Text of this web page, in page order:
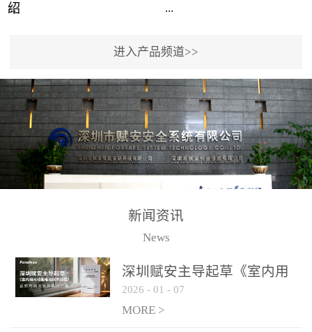
绍
...
事故频发，传统的火灾探
测方法已无法满足要求。
尤其是目前众多的大型影
剧院、会议展览中心、体
育馆、大型仓库和隧道空
间等，其建筑结构特殊、
火灾隐患多。一旦发生火
传统的火灾关测器无法被
及时缺发，不能及早发现
和有效扑救火火，这不仅
...
用了具有仲裁机制和冗余
校验的总线传输技术、线
路状态检测与保护技术、
后向光电感烟探测技术、
高可靠的系统抗干扰技术
等多项专利技术和专有技
警领域三十多年技术积累
和工程实践的结晶。
进入产品频道>>
新闻资讯
News
深圳赋安主导起草《室内用
光动能电池技术规程》 正式
布局光伏新能源产业
2026 - 01 - 07
MORE >